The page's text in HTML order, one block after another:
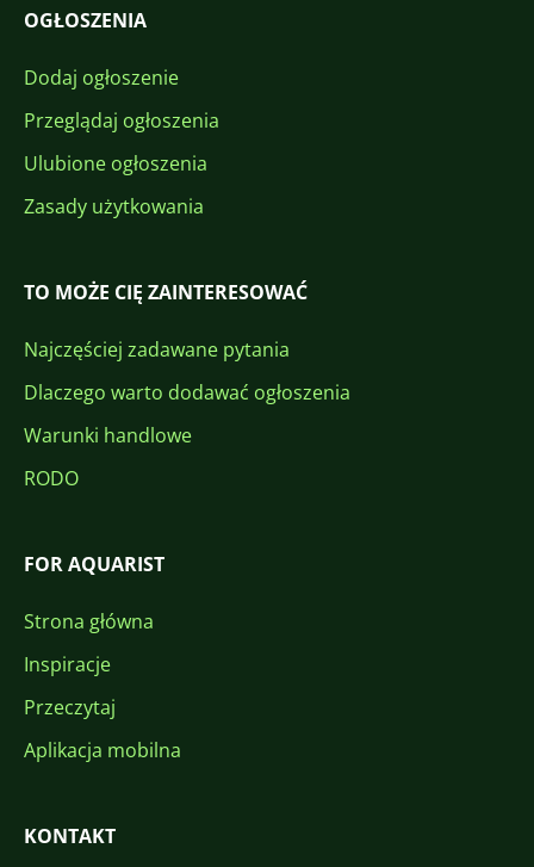
OGŁOSZENIA
Dodaj ogłoszenie
Przeglądaj ogłoszenia
Ulubione ogłoszenia
Zasady użytkowania
TO MOŻE CIĘ ZAINTERESOWAĆ
Najczęściej zadawane pytania
Dlaczego warto dodawać ogłoszenia
Warunki handlowe
RODO
FOR AQUARIST
Strona główna
Inspiracje
Przeczytaj
Aplikacja mobilna
KONTAKT